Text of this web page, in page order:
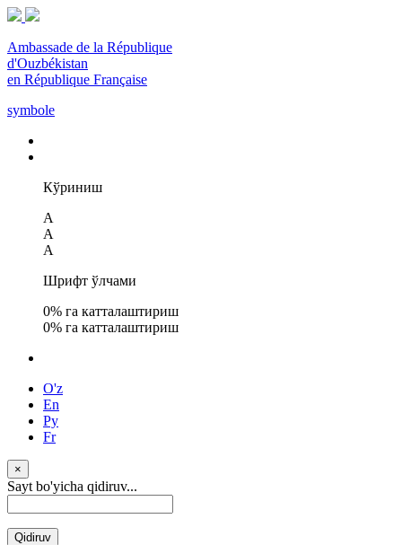
Ambassade de la République
d'Ouzbékistan
en République Française
symbole
Кўриниш
A
A
A
Шрифт ўлчами
0% га катталаштириш
0% га катталаштириш
O'z
En
Ру
Fr
×
Sayt bo'yicha qidiruv...
Qidiruv